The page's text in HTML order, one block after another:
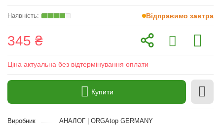
Відправимо завтра
345 ₴
Ціна актуальна без відтермінування оплати
Купити
Виробник
АНАЛОГ | ORGAtop GERMANY